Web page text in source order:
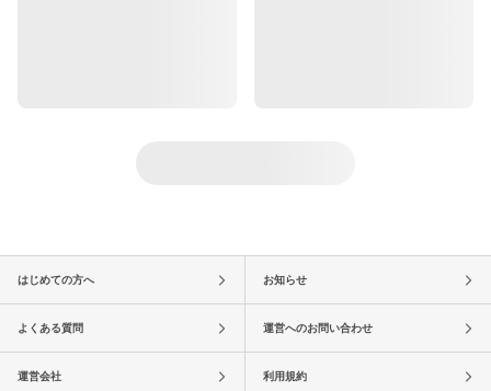
はじめての方へ お知らせ
よくある質問 運営へのお問い合わせ
運営会社 利用規約